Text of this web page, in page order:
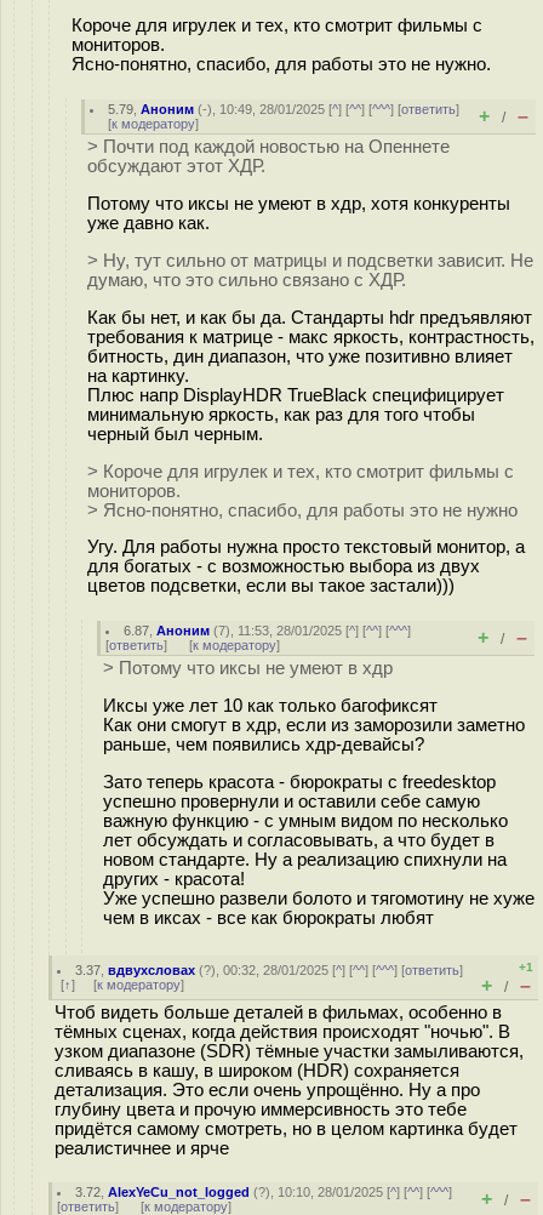
Короче для игрулек и тех, кто смотрит фильмы с
мониторов.
Ясно-понятно, спасибо, для работы это не нужно.
5.79 ,Аноним (-), 10:49, 28/01/2025 [^] [^^] [^^^] [ответить]
[к модератору] + / –
> Почти под каждой новостью на Опеннете
обсуждают этот ХДР.
Потому что иксы не умеют в хдр, хотя конкуренты
уже давно как.
> Ну, тут сильно от матрицы и подсветки зависит. Не
думаю, что это сильно связано с ХДР.
Как бы нет, и как бы да. Стандарты hdr предъявляют
требования к матрице - макс яркость, контрастность,
битность, дин диапазон, что уже позитивно влияет
на картинку.
Плюс напр DisplayHDR TrueBlack специфицирует
минимальную яркость, как раз для того чтобы
черный был черным.
> Короче для игрулек и тех, кто смотрит фильмы с
мониторов.
> Ясно-понятно, спасибо, для работы это не нужно
Угу. Для работы нужна просто текстовый монитор, а
для богатых - с возможностью выбора из двух
цветов подсветки, если вы такое застали)))
6.87 ,Аноним (7), 11:53, 28/01/2025 [^] [^^] [^^^]
[ответить] [к модератору] + / –
> Потому что иксы не умеют в хдр
Иксы уже лет 10 как только багофиксят
Как они смогут в хдр, если из заморозили заметно
раньше, чем появились хдр-девайсы?
Зато теперь красота - бюрократы с freedesktop
успешно провернули и оставили себе самую
важную функцию - с умным видом по несколько
лет обсуждать и согласовывать, а что будет в
новом стандарте. Ну а реализацию спихнули на
других - красота!
Уже успешно развели болото и тягомотину не хуже
чем в иксах - все как бюрократы любят
3.37 ,вдвухсловах (?), 00:32, 28/01/2025 [^] [^^] [^^^] [ответить]
[↑] [к модератору]
+1
+ / –
Чтоб видеть больше деталей в фильмах, особенно в
тёмных сценах, когда действия происходят "ночью". В
узком диапазоне (SDR) тёмные участки замыливаются,
сливаясь в кашу, в широком (HDR) сохраняется
детализация. Это если очень упрощённо. Ну а про
глубину цвета и прочую иммерсивность это тебе
придётся самому смотреть, но в целом картинка будет
реалистичнее и ярче
3.72 ,AlexYeCu_not_logged (?), 10:10, 28/01/2025 [^] [^^] [^^^]
[ответить] [к модератору] + / –